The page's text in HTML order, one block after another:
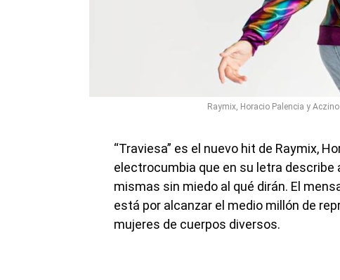
Raymix, Horacio Palencia y
“Traviesa” es el nuevo hit de Raymix,
electrocumbia que en su letra describe
mismas sin miedo al qué dirán. El
está por alcanzar el medio millón de
mujeres de cuerpos diversos.